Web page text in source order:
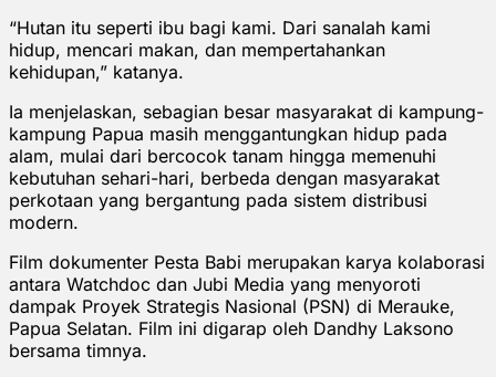
“Hutan itu seperti ibu bagi kami. Dari sanalah kami
hidup, mencari makan, dan mempertahankan
kehidupan,” katanya.
Ia menjelaskan, sebagian besar masyarakat di kampung-
kampung Papua masih menggantungkan hidup pada
alam, mulai dari bercocok tanam hingga memenuhi
kebutuhan sehari-hari, berbeda dengan masyarakat
perkotaan yang bergantung pada sistem distribusi
modern.
Film dokumenter Pesta Babi merupakan karya kolaborasi
antara Watchdoc dan Jubi Media yang menyoroti
dampak Proyek Strategis Nasional (PSN) di Merauke,
Papua Selatan. Film ini digarap oleh Dandhy Laksono
bersama timnya.